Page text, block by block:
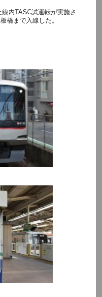
内TASC試運転が実施さ
橋まで入線した。